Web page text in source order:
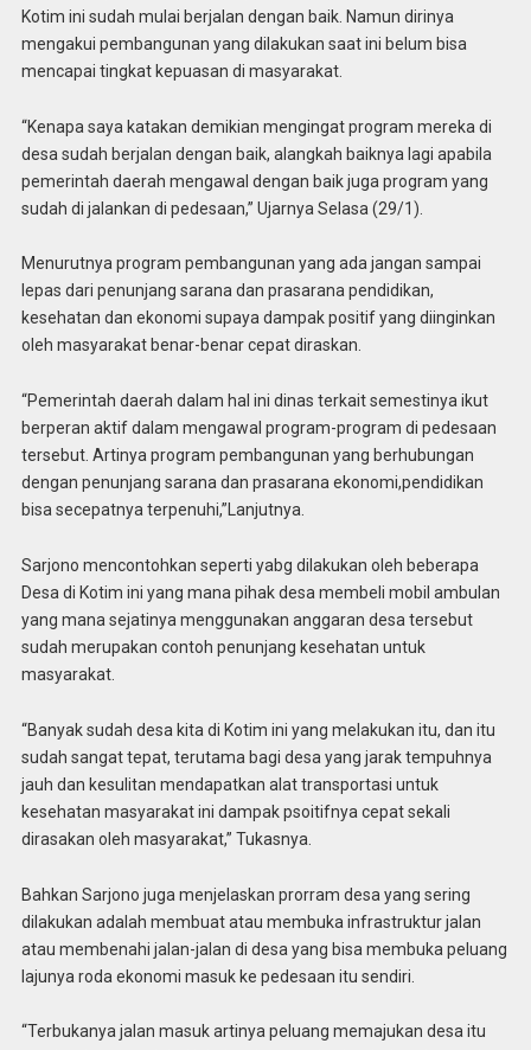
Kotim ini sudah mulai berjalan dengan baik. Namun dirinya
mengakui pembangunan yang dilakukan saat ini belum bisa
mencapai tingkat kepuasan di masyarakat.
“Kenapa saya katakan demikian mengingat program mereka di
desa sudah berjalan dengan baik, alangkah baiknya lagi apabila
pemerintah daerah mengawal dengan baik juga program yang
sudah di jalankan di pedesaan,” Ujarnya Selasa (29/1).
Menurutnya program pembangunan yang ada jangan sampai
lepas dari penunjang sarana dan prasarana pendidikan,
kesehatan dan ekonomi supaya dampak positif yang diinginkan
oleh masyarakat benar-benar cepat diraskan.
“Pemerintah daerah dalam hal ini dinas terkait semestinya ikut
berperan aktif dalam mengawal program-program di pedesaan
tersebut. Artinya program pembangunan yang berhubungan
dengan penunjang sarana dan prasarana ekonomi,pendidikan
bisa secepatnya terpenuhi,”Lanjutnya.
Sarjono mencontohkan seperti yabg dilakukan oleh beberapa
Desa di Kotim ini yang mana pihak desa membeli mobil ambulan
yang mana sejatinya menggunakan anggaran desa tersebut
sudah merupakan contoh penunjang kesehatan untuk
masyarakat.
“Banyak sudah desa kita di Kotim ini yang melakukan itu, dan itu
sudah sangat tepat, terutama bagi desa yang jarak tempuhnya
jauh dan kesulitan mendapatkan alat transportasi untuk
kesehatan masyarakat ini dampak psoitifnya cepat sekali
dirasakan oleh masyarakat,” Tukasnya.
Bahkan Sarjono juga menjelaskan prorram desa yang sering
dilakukan adalah membuat atau membuka infrastruktur jalan
atau membenahi jalan-jalan di desa yang bisa membuka peluang
lajunya roda ekonomi masuk ke pedesaan itu sendiri.
“Terbukanya jalan masuk artinya peluang memajukan desa itu